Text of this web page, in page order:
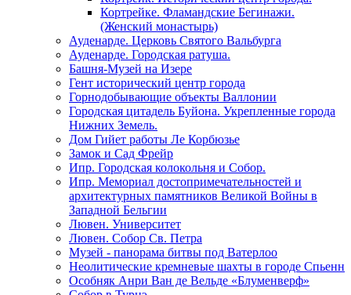
Кортрейке. Фламандские Бегинажи.
(Женский монастырь)
Ауденарде. Церковь Святого Вальбурга
Ауденарде. Городская ратуша.
Башня-Музей на Изере
Гент исторический центр города
Горнодобывающие объекты Валлонии
Городская цитадель Буйона. Укрепленные города
Нижних Земель.
Дом Гийет работы Ле Корбюзье
Замок и Сад Фрейр
Ипр. Городская колокольня и Собор.
Ипр. Мемориал достопримечательностей и
архитектурных памятников Великой Войны в
Западной Бельгии
Лювен. Университет
Лювен. Собор Св. Петра
Музей - панорама битвы под Ватерлоо
Неолитические кремневые шахты в городе Спьенн
Особняк Анри Ван де Вельде «Блуменверф»